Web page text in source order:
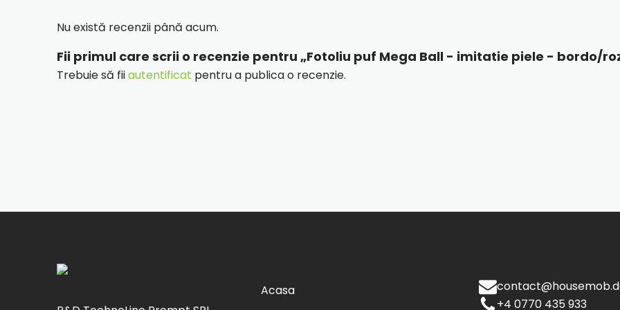
Nu există recenzii până acum.
Fii primul care scrii o recenzie pentru „Fotoliu puf Mega Ball - imitatie piele - bordo/
Trebuie să fiiautentificat pentru a publica o recenzie.
Acasa
+4 0770 435 933